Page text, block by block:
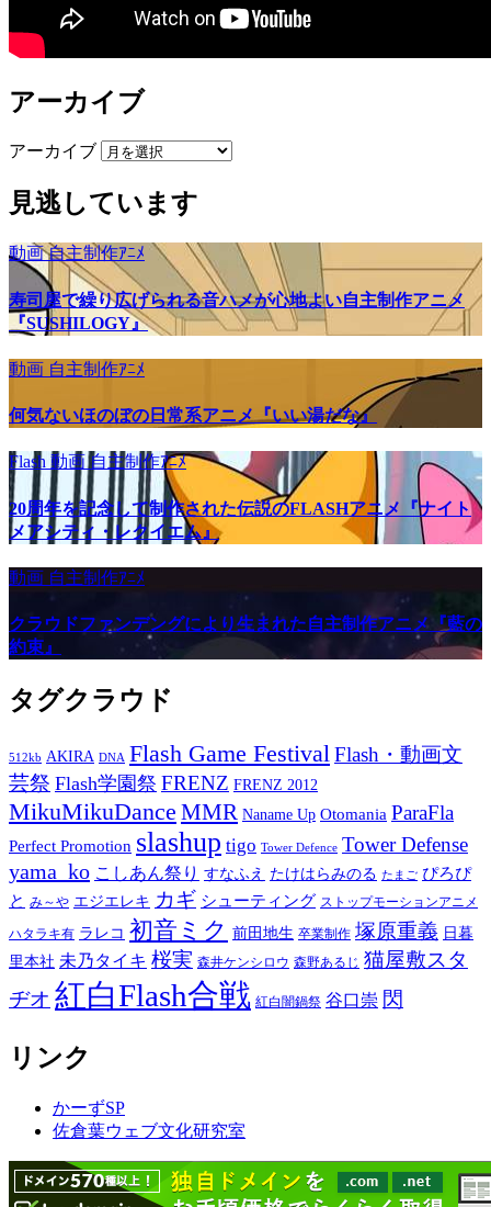
アーカイブ
アーカイブ
見逃しています
動画自主制作ｱﾆﾒ
寿司屋で繰り広げられる音ハメが心地よい自主制作アニメ
『SUSHILOGY』
動画 自主制作ｱﾆﾒ
何気ないほのぼの日常系アニメ『いい湯だな』
Flash 動画自主制作ｱﾆﾒ
20周年を記念して制作された伝説のFLASHアニメ『ナイト
メアシティ・レクイエム』
動画 自主制作ｱﾆﾒ
クラウドファンデングにより生まれた自主制作アニメ『藍の
約束』
タグクラウド
512kb AKIRA DNA Flash Game FestivalFlash・動画文
芸祭 Flash学園祭 FRENZ FRENZ 2012
MikuMikuDance MMR Naname Up Otomania ParaFla
Perfect Promotion slashup tigo Tower Defence Tower Defense
yama_ko こしあん祭り すなふえ たけはらみのる たまご ぴろぴ
と み～や エジエレキ カギ シューティング ストップモーションアニメ
ハタラキ有 ラレコ 初音ミク 前田地生 卒業制作 塚原重義 日暮
里本社 未乃タイキ 桜実 森井ケンシロウ 森野あるじ 猫屋敷スタ
ヂオ 紅白Flash合戦 紅白闇鍋祭 谷口崇 閃
リンク
かーずSP
佐倉葉ウェブ文化研究室